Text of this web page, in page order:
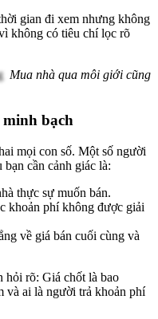
gian đi xem nhưng không
không có tiêu chí lọc rõ
Mua nhà qua môi giới cũng
bạch
mọi con số. Một số người
cần cảnh giác là:
thực sự muốn bán.
khoản phí không được giải
về giá bán cuối cùng và
hỏi rõ: Giá chốt là bao
và ai là người trả khoản phí